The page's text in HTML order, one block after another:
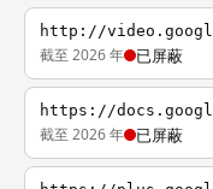
http://
截至 2026 年 已屏蔽
https://
截至 2026 年 已屏蔽